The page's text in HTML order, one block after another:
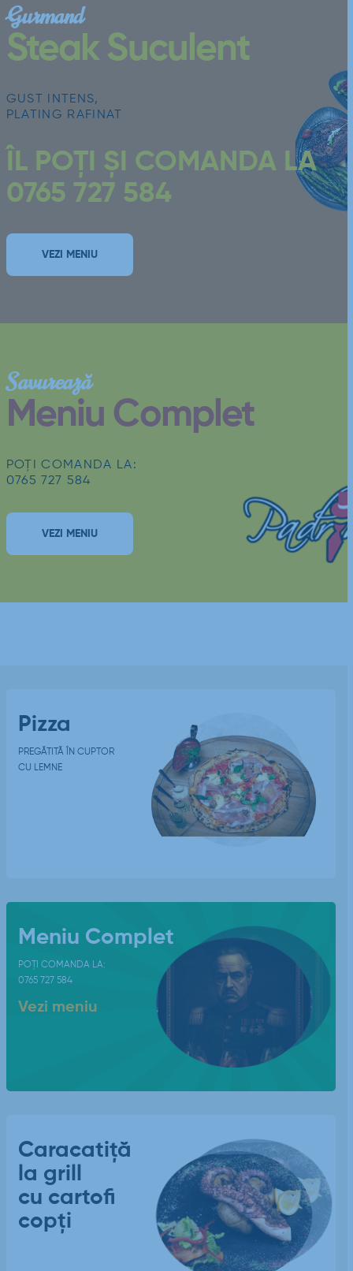
Gurmand
Steak Suculent
GUST INTENS,
PLATING RAFINAT
ÎL POȚI ȘI COMANDA LA
0765 727 584
VEZI MENIU
Savurează
Meniu Complet
POȚI COMANDA LA:
0765 727 584
VEZI MENIU
Pizza
PREGĂTITĂ ÎN CUPTOR
CU LEMNE
Meniu Complet
POȚI COMANDA LA:
0765 727 584
Vezi meniu
Caracatiță
la grill
cu cartofi
copți